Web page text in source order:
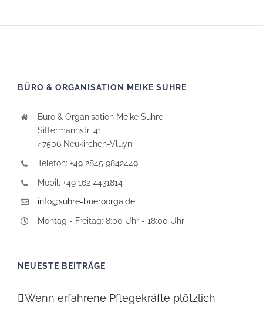
BÜRO & ORGANISATION MEIKE SUHRE
Büro & Organisation Meike Suhre
Sittermannstr. 41
47506 Neukirchen-Vluyn
Telefon: +49 2845 9842449
Mobil: +49 162 4431814
info@suhre-bueroorga.de
Montag - Freitag: 8:00 Uhr - 18:00 Uhr
NEUESTE BEITRÄGE
Wenn erfahrene Pflegekräfte plötzlich